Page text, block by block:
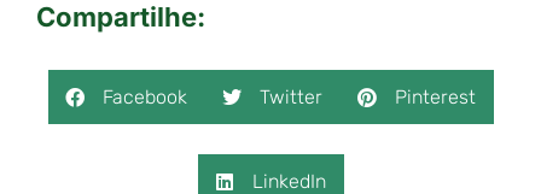
Compartilhe:
Facebook Twitter Pinterest
LinkedIn